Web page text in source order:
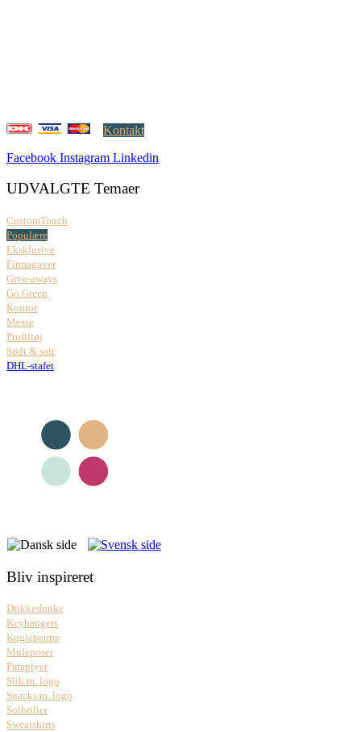
Kontakt
Facebook Instagram Linkedin
UDVALGTE Temaer
CustomTouch
Populære
Eksklusive
Firmagaver
Give-aways
Go Green
Kontor
Messe
Profiltøj
Sødt & salt
DHL-stafet
Bliv inspireret
Drikkedunke
Keyhangers
Kuglepenne
Muleposer
Paraplyer
Slik m. logo
Snacks m. logo
Solbriller
Sweatshirts